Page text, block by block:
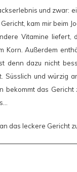
und zwar:
kam mir beim
Vitamine liefert,
Korn. Außerdem
denn dazu nicht
Süsslich und würzig
bekommt das
das leckere Gericht